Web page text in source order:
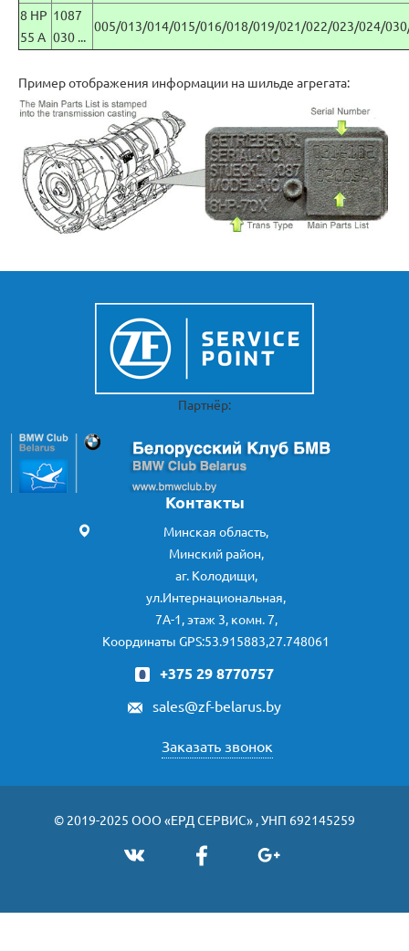
8 HP
55 A
1087
030 ...
005/013/014/015/016/018/019/021/022/023/024/
Пример отображения информации на шильде агрегата:
Партнёр:
Контакты
Минская область,
Минский район,
аг. Колодищи,
ул.Интернациональная,
7А-1, этаж 3, комн. 7,
Координаты GPS:53.915883,27.748061
+375 29 8770757
sales@zf-belarus.by
Заказать звонок
© 2019-2025 ООО «ЕРД СЕРВИС» , УНП 692145259